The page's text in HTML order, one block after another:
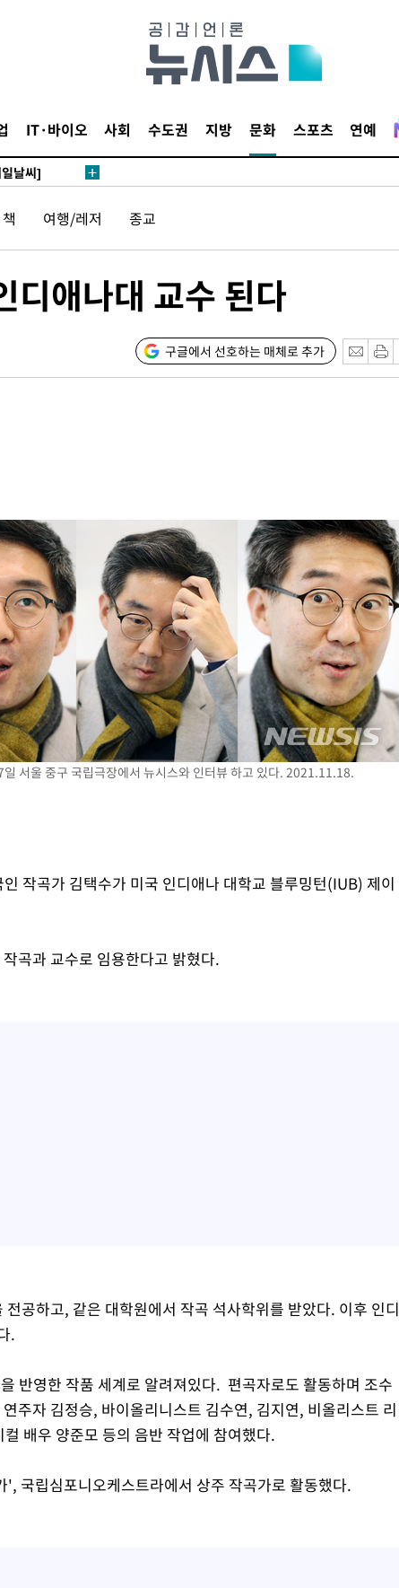
IT·바이오 사회 수도권 지방 문화 스포츠 연예
말고 과감히
남쪽 아웃바
별재난지역 선
날씨]
단
2무'
마쳐
장 기소
"
회
교수…이병태
까지(종합)
률은 4.1%로
말고 과감히
·남쪽 아웃바
로 하향
재난지역 선
…희망지 못
날씨]
선제 대응"
단
2무'
쳐
장 기소
"
교수…이병태
책 여행/레저 종교
디애나대 교수 된다
구글에서 선호하는 매체로 추가
서울 중구 국립극장에서 뉴시스와 인터뷰 하고 있다. 2021.11.18.
작곡가 김택수가 미국 인디애나 대학교 블루밍턴(IUB) 제이
곡과 교수로 임용한다고 밝혔다.
공하고, 같은 대학원에서 작곡 석사학위를 받았다. 이후 인디
.
반영한 작품 세계로 알려져있다. 편곡자로도 활동하며 조수
주자 김정승, 바이올리니스트 김수연, 김지연, 비올리스트 리
배우 양준모 등의 음반 작업에 참여했다.
국립심포니오케스트라에서 상주 작곡가로 활동했다.